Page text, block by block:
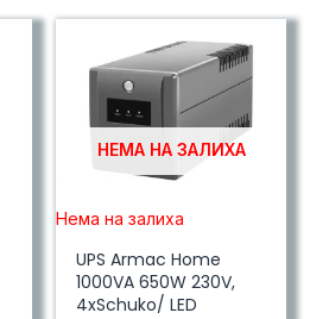
НЕМА НА ЗАЛИХА
Нема на залиха
UPS Armac Home
1000VA 650W 230V,
4xSchuko/ LED